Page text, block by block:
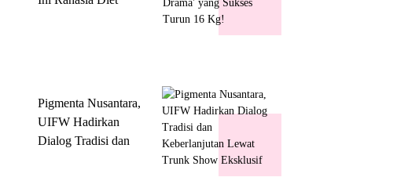
Pigmenta Nusantara,
UIFW Hadirkan
Dialog Tradisi dan